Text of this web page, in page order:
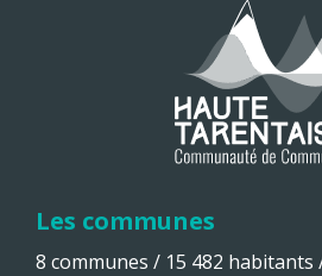
Les communes
8 communes / 15 482